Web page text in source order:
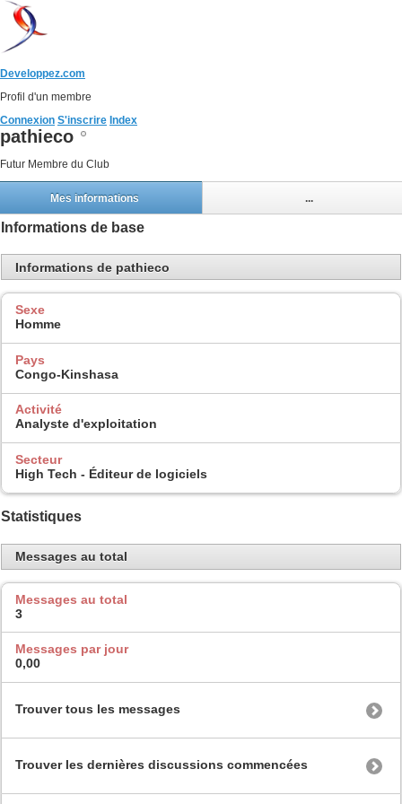
Developpez.com
Profil d'un membre
Connexion S'inscrire Index
pathieco
Futur Membre du Club
Mes informations ...
Informations de base
Informations de pathieco
Sexe
Homme
Pays
Congo-Kinshasa
Activité
Analyste d'exploitation
Secteur
High Tech - Éditeur de logiciels
Statistiques
Messages au total
Messages au total
3
Messages par jour
0,00
Trouver tous les messages
Trouver les dernières discussions commencées